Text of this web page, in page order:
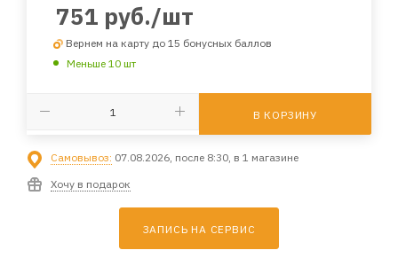
751 руб./шт
Вернем на карту до 15 бонусных баллов
Меньше 10 шт
В КОРЗИНУ
Самовывоз: 07.08.2026, после 8:30, в 1 магазине
Хочу в подарок
ЗАПИСЬ НА СЕРВИС